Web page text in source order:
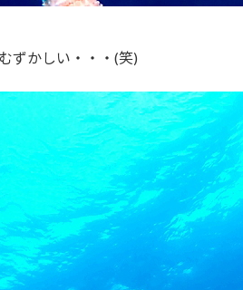
ずかしい・・・(笑)